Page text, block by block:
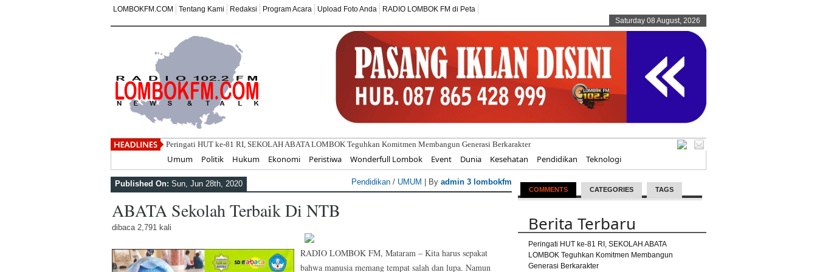
LOMBOKFM.COM Tentang Kami Redaksi Program Acara Upload Foto Anda
RADIO LOMBOK FM di Peta
Saturday 08 August, 2026
Di Balik
Umum Politik Hukum Ekonomi Peristiwa Wonderfull Lombok Event Dunia Kesehatan Pendidikan Teknologi
Published On: Sun, Jun 28th, 2020 Pendidikan / UMUM | By admin 3 lombokfm
ABATA Sekolah Terbaik Di NTB
dibaca 2,791 kali
RADIO LOMBOK FM, Mataram – Kita harus sepakat
bahwa manusia memang tempat salah dan lupa. Namun
COMMENTS CATEGORIES TAGS
Berita Terbaru
Peringati HUT ke-81 RI, SEKOLAH ABATA
LOMBOK Teguhkan Komitmen Membangun
Generasi Berkarakter